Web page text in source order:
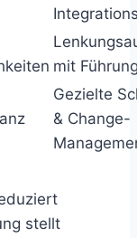
mit
Gezielte
& Change-
stellt